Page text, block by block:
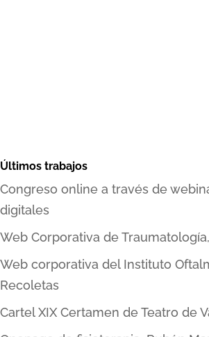
Últimos trabajos
Congreso online a través de
digitales
Web Corporativa de
Web corporativa del Instituto
Recoletas
Cartel XIX Certamen de Teatro de